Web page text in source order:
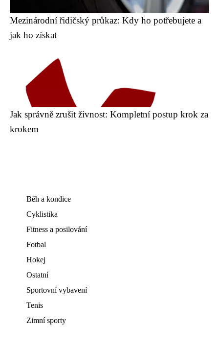
Mezinárodní řidičský průkaz: Kdy ho potřebujete a
jak ho získat
Jak správně zrušit živnost: Kompletní postup krok za
krokem
Běh a kondice
Cyklistika
Fitness a posilování
Fotbal
Hokej
Ostatní
Sportovní vybavení
Tenis
Zimní sporty